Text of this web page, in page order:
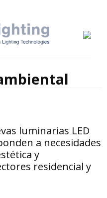
luminarias LED
a necesidades
y
residencial y